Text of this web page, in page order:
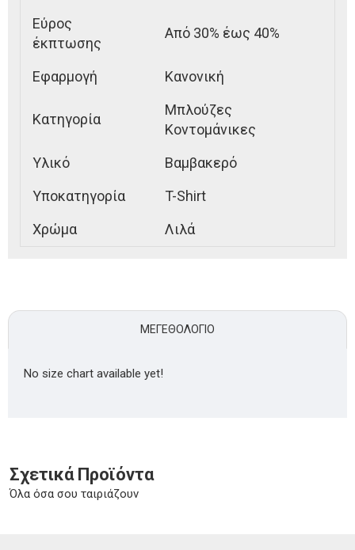
Εύρος
έκπτωσης
Από 30% έως 40%
Εφαρμογή Κανονική
Κατηγορία
Μπλούζες
Κοντομάνικες
Υλικό
Βαμβακερό
Υποκατηγορία
T-Shirt
Χρώμα
Λιλά
ΜΕΓΕΘΟΛΌΓΙΟ
No size chart available yet!
Σχετικά Προϊόντα
Όλα όσα σου ταιριάζουν